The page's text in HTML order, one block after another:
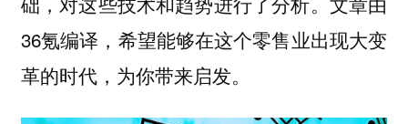
36氪编译，希望能够在这个零售业出现大变
革的时代，为你带来启发。